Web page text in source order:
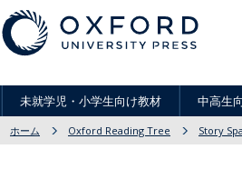
未就学児・小学生向け教材 中高生
ホーム Oxford Reading Tree Story